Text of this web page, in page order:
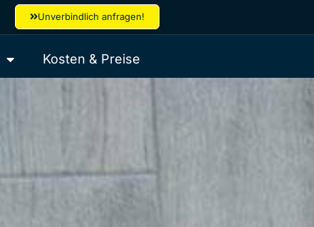
Unverbindlich anfragen!
Kosten & Preise